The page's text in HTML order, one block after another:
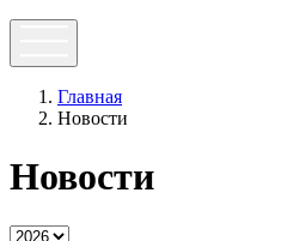
Главная
Новости
Новости